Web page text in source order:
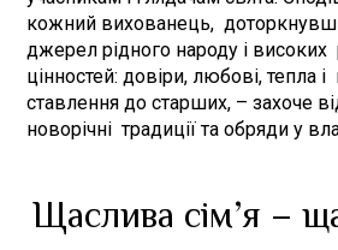
кожний вихованець,
джерел рідного народу і
цінностей: довіри, любові, тепла
ставлення до старших, – захоче
новорічні традиції та обряди у
Щаслива сім’я –